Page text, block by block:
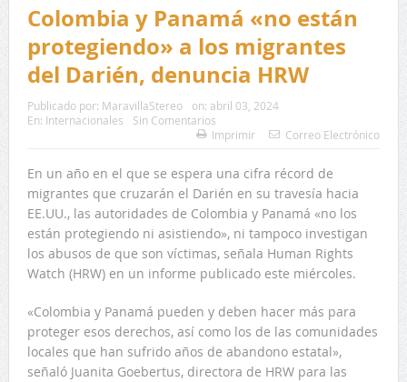
Colombia y Panamá «no están
protegiendo» a los migrantes
del Darién, denuncia HRW
Publicado por: MaravillaStereo on: abril 03, 2024
En: Internacionales
Sin Comentarios
Imprimir
Correo Electrónico
En un año en el que se espera una cifra récord de
migrantes que cruzarán el Darién en su travesía hacia
EE.UU., las autoridades de Colombia y Panamá «no los
están protegiendo ni asistiendo», ni tampoco investigan
los abusos de que son víctimas, señala Human Rights
Watch (HRW) en un informe publicado este miércoles.
«Colombia y Panamá pueden y deben hacer más para
proteger esos derechos, así como los de las comunidades
locales que han sufrido años de abandono estatal»,
señaló Juanita Goebertus, directora de HRW para las